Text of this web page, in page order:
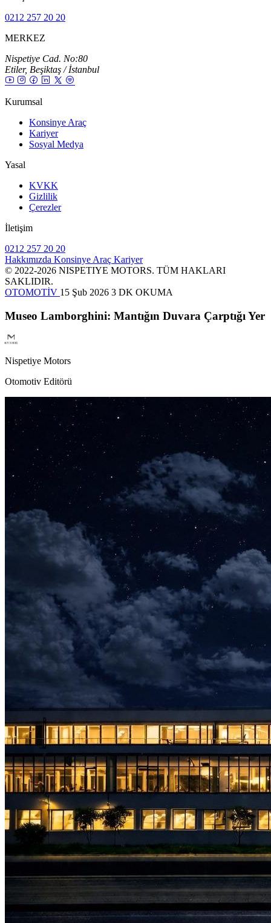
0212 257 20 20
MERKEZ
Nispetiye Cad. No:80
Etiler, Beşiktaş / İstanbul
Kurumsal
Konsinye Araç
Kariyer
Sosyal Medya
Yasal
KVKK
Gizlilik
Çerezler
İletişim
0212 257 20 20
Hakkımızda Konsinye Araç Kariyer
© 2022-2026 NISPETIYE MOTORS. TÜM HAKLARI
SAKLIDIR.
OTOMOTİV 15 Şub 2026 3 DK OKUMA
Museo Lamborghini: Mantığın Duvara Çarptığı Yer
Nispetiye Motors
Otomotiv Editörü